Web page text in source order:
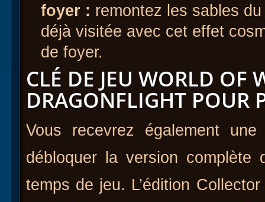
foyer : remontez les sables
déjà visitée avec cet effet
de foyer.
CLÉ DE JEU WORLD OF
DRAGONFLIGHT POUR
Vous recevrez également
débloquer la version complète
temps de jeu. L’édition